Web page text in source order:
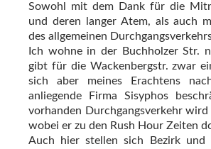
Sowohl mit dem Dank für die
und deren langer Atem, als auch
des allgemeinen
Ich wohne in der Buchholzer Str.
gibt für die Wackenbergstr. zwar
sich aber meines Erachtens
anliegende Firma Sisyphos
vorhanden Durchgangsverkehr wird
wobei er zu den Rush Hour Zeiten
Auch hier stellen sich Bezirk und